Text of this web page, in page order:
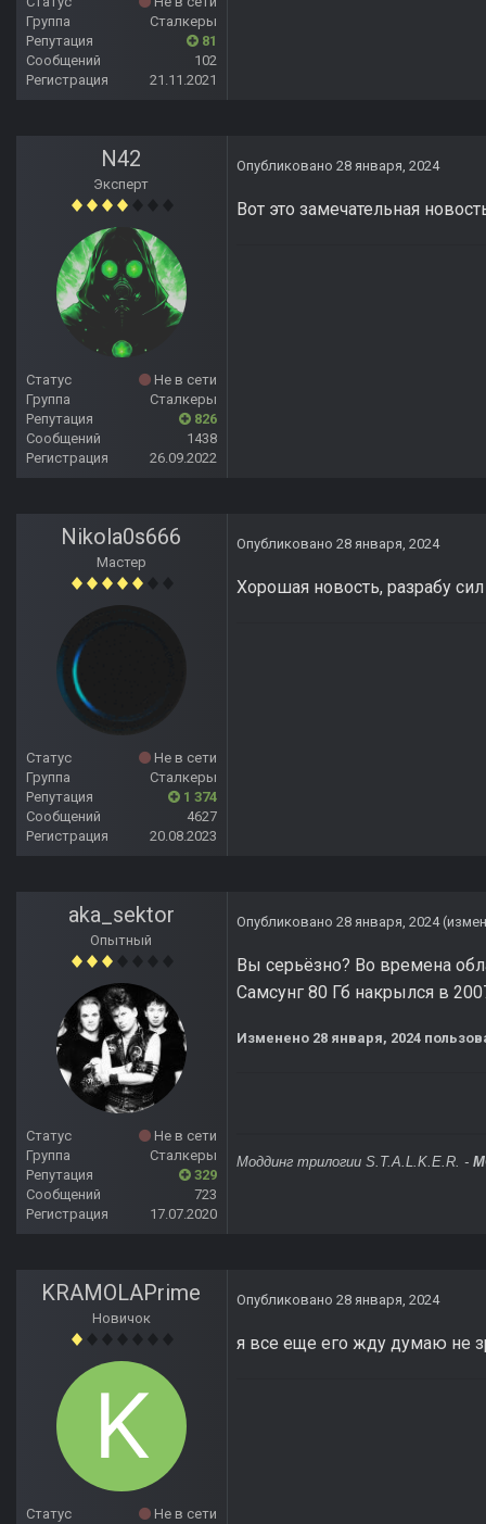
Группа
Сталкеры
Репутация
81
Сообщений
102
Регистрация
21.11.2021
N42
Эксперт
Статус
Не в сети
Группа
Сталкеры
Репутация
826
Сообщений
1438
Регистрация
26.09.2022
Опубликовано 28 января, 2024
Вот это замечательная
Nikola0s666
Мастер
Статус
Не в сети
Группа
Сталкеры
Репутация
1 374
Сообщений
4627
Регистрация
20.08.2023
Опубликовано 28 января, 2024
Хорошая новость, разрабу
aka_sektor
Опытный
Статус
Не в сети
Группа
Сталкеры
Репутация
329
Сообщений
723
Регистрация
17.07.2020
Опубликовано 28 января, 2024
Вы серьёзно? Во времена
Самсунг 80 Гб накрылся в
Изменено 28 января, 2024
Моддинг трилогии S.T.A.L.K.E.R. -
KRAMOLAPrime
Новичок
Статус
Не в сети
Опубликовано 28 января, 2024
я все еще его жду думаю не